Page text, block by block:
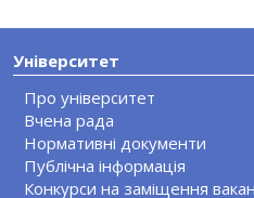
Університет
Про університет
Вчена рада
Нормативні документи
Публічна інформація
Конкурси на заміщення